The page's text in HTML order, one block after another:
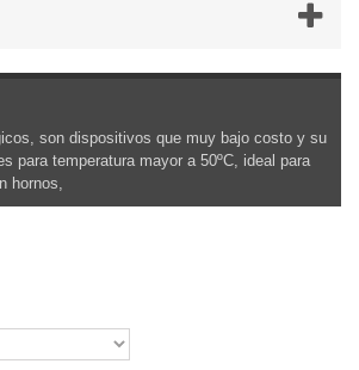
son dispositivos que muy bajo costo y su
para temperatura mayor a 50ºC, ideal para
hornos,